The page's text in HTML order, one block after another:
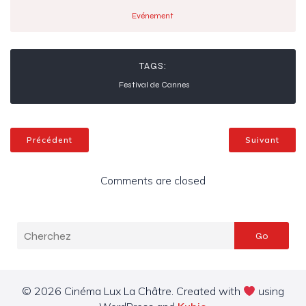
Evénement
TAGS:
Festival de Cannes
Précédent Suivant
Comments are closed
Go
© 2026 Cinéma Lux La Châtre. Created with
using